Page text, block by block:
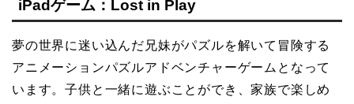
iPadゲーム：Lost in Play
夢の世界に迷い込んだ兄妹がパズルを解いて冒険する
アニメーションパズルアドベンチャーゲームとなって
います。子供と一緒に遊ぶことができ、家族で楽しめ